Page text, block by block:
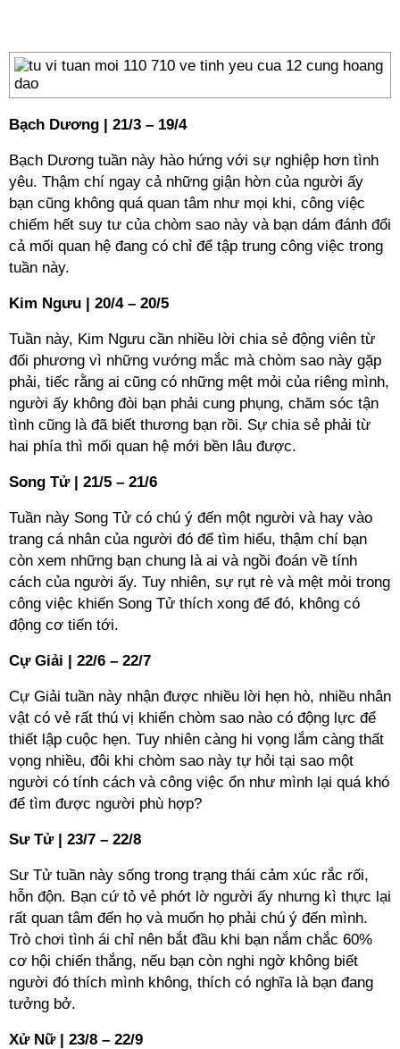
Bạch Dương | 21/3 – 19/4
Bạch Dương tuần này hào hứng với sự nghiệp hơn tình
yêu. Thậm chí ngay cả những giận hờn của người ấy
bạn cũng không quá quan tâm như mọi khi, công việc
chiếm hết suy tư của chòm sao này và bạn dám đánh đổi
cả mối quan hệ đang có chỉ để tập trung công việc trong
tuần này.
Kim Ngưu | 20/4 – 20/5
Tuần này, Kim Ngưu cần nhiều lời chia sẻ động viên từ
đối phương vì những vướng mắc mà chòm sao này gặp
phải, tiếc rằng ai cũng có những mệt mỏi của riêng mình,
người ấy không đòi bạn phải cung phụng, chăm sóc tận
tình cũng là đã biết thương bạn rồi. Sự chia sẻ phải từ
hai phía thì mối quan hệ mới bền lâu được.
Song Tử | 21/5 – 21/6
Tuần này Song Tử có chú ý đến một người và hay vào
trang cá nhân của người đó để tìm hiểu, thậm chí bạn
còn xem những bạn chung là ai và ngồi đoán về tính
cách của người ấy. Tuy nhiên, sự rụt rè và mệt mỏi trong
công việc khiến Song Tử thích xong để đó, không có
động cơ tiến tới.
Cự Giải | 22/6 – 22/7
Cự Giải tuần này nhận được nhiều lời hẹn hò, nhiều nhân
vật có vẻ rất thú vị khiến chòm sao nào có động lực để
thiết lập cuộc hẹn. Tuy nhiên càng hi vọng lắm càng thất
vọng nhiều, đôi khi chòm sao này tự hỏi tại sao một
người có tính cách và công việc ổn như mình lại quá khó
để tìm được người phù hợp?
Sư Tử | 23/7 – 22/8
Sư Tử tuần này sống trong trạng thái cảm xúc rắc rối,
hỗn độn. Bạn cứ tỏ vẻ phớt lờ người ấy nhưng kì thực lại
rất quan tâm đến họ và muốn họ phải chú ý đến mình.
Trò chơi tình ái chỉ nên bắt đầu khi bạn nắm chắc 60%
cơ hội chiến thắng, nếu bạn còn nghi ngờ không biết
người đó thích mình không, thích có nghĩa là bạn đang
tưởng bở.
Xử Nữ | 23/8 – 22/9